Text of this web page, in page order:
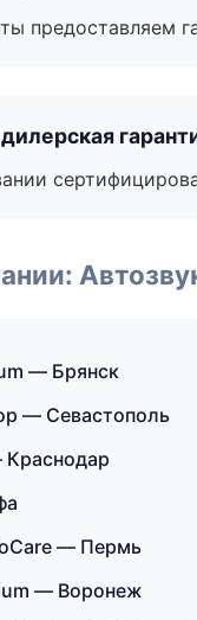
предоставляем
— Брянск
— Севастополь
— Пермь
— Воронеж